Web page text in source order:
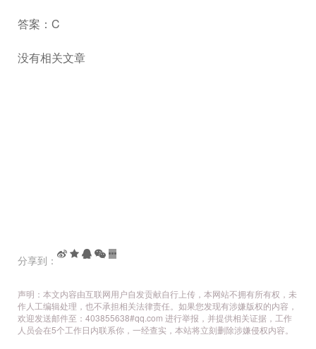
答案：C
没有相关文章
分享到：
声明：本文内容由互联网用户自发贡献自行上传，本网站不拥有所有权，未
作人工编辑处理，也不承担相关法律责任。如果您发现有涉嫌版权的内容，
欢迎发送邮件至：403855638#qq.com 进行举报，并提供相关证据，工作
人员会在5个工作日内联系你，一经查实，本站将立刻删除涉嫌侵权内容。